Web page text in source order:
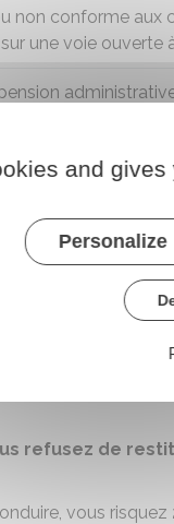
une suspension
non conforme aux
une voie ouverte
ou à l'intégrité
refusez de
vous risquez
and
Personalize